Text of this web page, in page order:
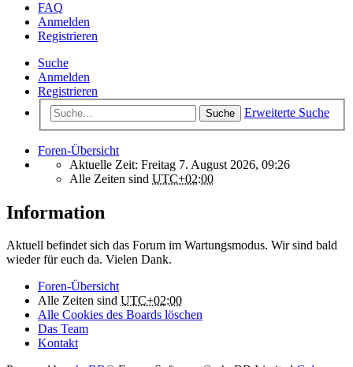
FAQ
Anmelden
Registrieren
Suche
Anmelden
Registrieren
Suche Erweiterte Suche
Foren-Übersicht
Aktuelle Zeit: Freitag 7. August 2026, 09:26
Alle Zeiten sind UTC+02:00
Information
Aktuell befindet sich das Forum im Wartungsmodus. Wir sind bald
wieder für euch da. Vielen Dank.
Foren-Übersicht
Alle Zeiten sind UTC+02:00
Alle Cookies des Boards löschen
Das Team
Kontakt